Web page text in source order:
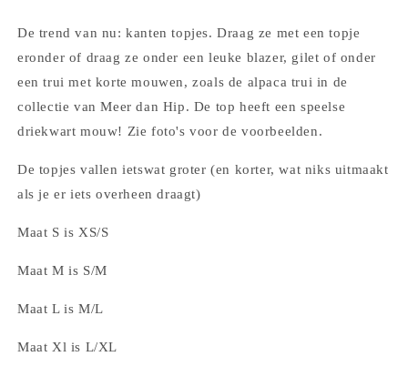
De trend van nu: kanten topjes. Draag ze met een topje
eronder of draag ze onder een leuke blazer, gilet of onder
een trui met korte mouwen, zoals de alpaca trui in de
collectie van Meer dan Hip. De top heeft een speelse
driekwart mouw! Zie foto's voor de voorbeelden.
De topjes vallen ietswat groter (en korter, wat niks uitmaakt
als je er iets overheen draagt)
Maat S is XS/S
Maat M is S/M
Maat L is M/L
Maat Xl is L/XL